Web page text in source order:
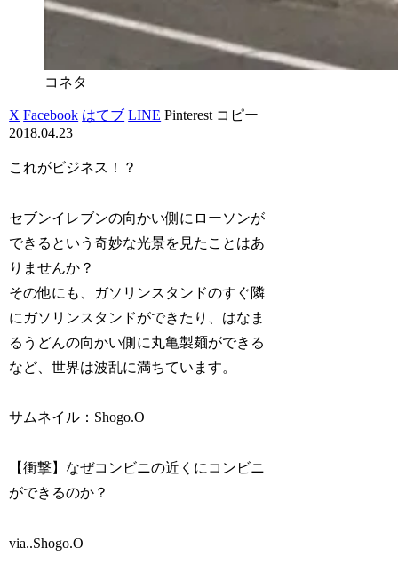
コネタ
X Facebook はてブ LINE Pinterest コピー
2018.04.23
これがビジネス！？
セブンイレブンの向かい側にローソンが
できるという奇妙な光景を見たことはあ
りませんか？
その他にも、ガソリンスタンドのすぐ隣
にガソリンスタンドができたり、はなま
るうどんの向かい側に丸亀製麺ができる
など、世界は波乱に満ちています。
サムネイル：Shogo.O
【衝撃】なぜコンビニの近くにコンビニ
ができるのか？
via..Shogo.O